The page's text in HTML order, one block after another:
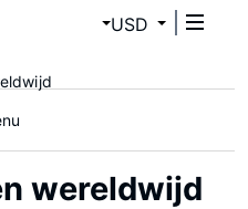
USD
wereldwijd